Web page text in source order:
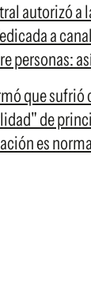
autorizó a
a
personas:
que
de
es